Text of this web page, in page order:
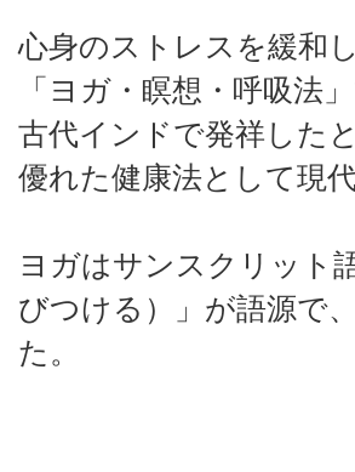
心身のストレスを緩和
「ヨガ・瞑想・呼吸法」
古代インドで発祥した
優れた健康法として現
ヨガはサンスクリット
びつける）」が語源で
た。